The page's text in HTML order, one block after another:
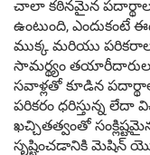
చాలా కఠినమైన
ఉంటుంది, ఎందుకంటే
ముక్క మరియు
సామర్థ్యం తయారీదారులు
సవాళ్లతో కూడిన
పరికరం ధరిస్తున్న లేదా
ఖచ్చితత్వంతో
సృష్టించడానికి మెషిన్